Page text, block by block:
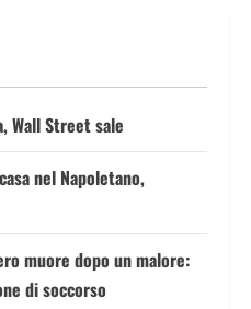
Wall Street sale
nel Napoletano,
muore dopo un malore:
di soccorso